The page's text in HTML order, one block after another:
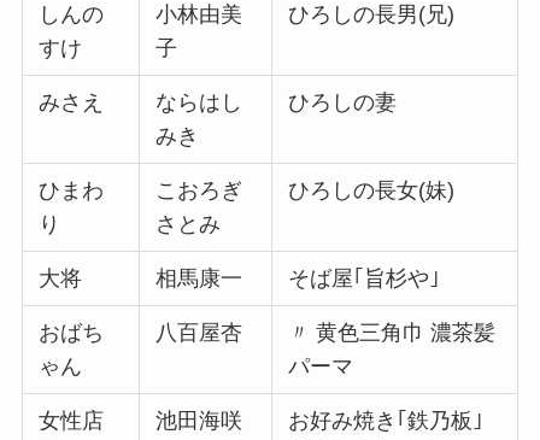
しんの
すけ
小林由美
子
ひろしの長男(兄)
みさえ
ならはし
みき
ひろしの妻
ひまわ
り
こおろぎ
さとみ
ひろしの長女(妹)
大将 相馬康一 そば屋｢旨杉や｣
おばち
ゃん
八百屋杏
〃 黄色三角巾 濃茶髪
パーマ
女性店
池田海咲
お好み焼き｢鉄乃板｣